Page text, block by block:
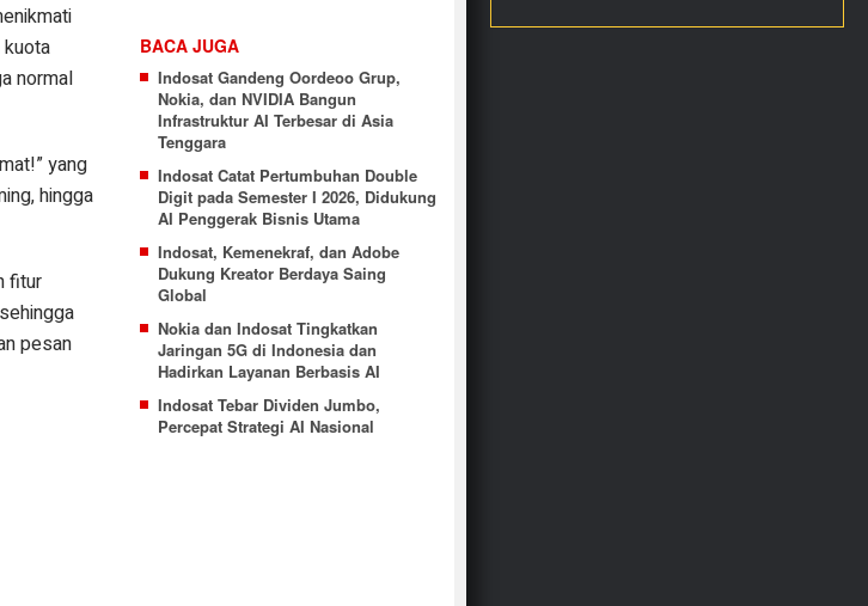
BACA JUGA
Indosat Gandeng Oordeoo Grup,
Nokia, dan NVIDIA Bangun
Infrastruktur AI Terbesar di Asia
Tenggara
Indosat Catat Pertumbuhan Double
Digit pada Semester I 2026, Didukung
AI Penggerak Bisnis Utama
Indosat, Kemenekraf, dan Adobe
Dukung Kreator Berdaya Saing
Global
Nokia dan Indosat Tingkatkan
Jaringan 5G di Indonesia dan
Hadirkan Layanan Berbasis AI
Indosat Tebar Dividen Jumbo,
Percepat Strategi AI Nasional
normal
yang
hingga
fitur
pesan